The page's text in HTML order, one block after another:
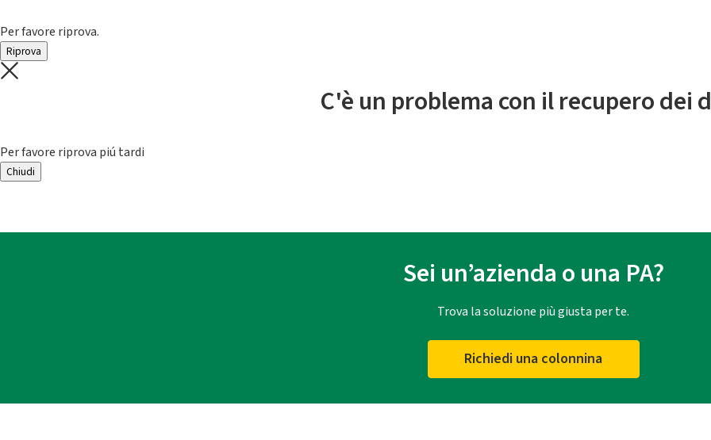
Per favore riprova.
Riprova
C'è un problema con il recupero dei
Per favore riprova piú tardi
Chiudi
Sei un’azienda o una PA?
Trova la soluzione più giusta per te.
Richiedi una colonnina